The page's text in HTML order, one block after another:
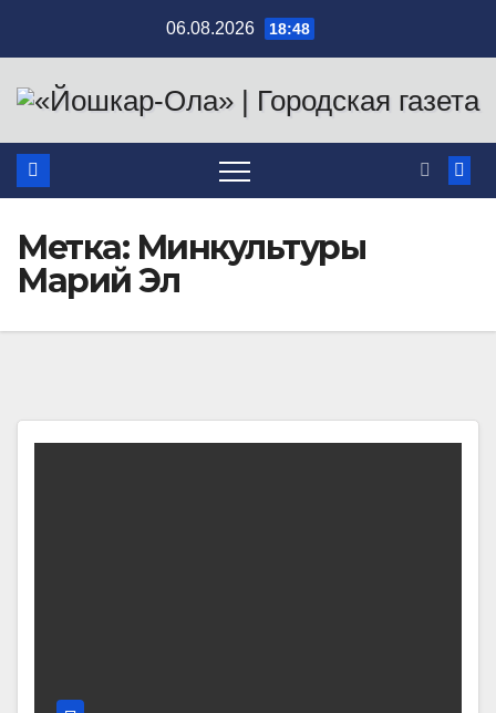
содержимому
06.08.2026 18:48
Метка: Минкультуры
Марий Эл